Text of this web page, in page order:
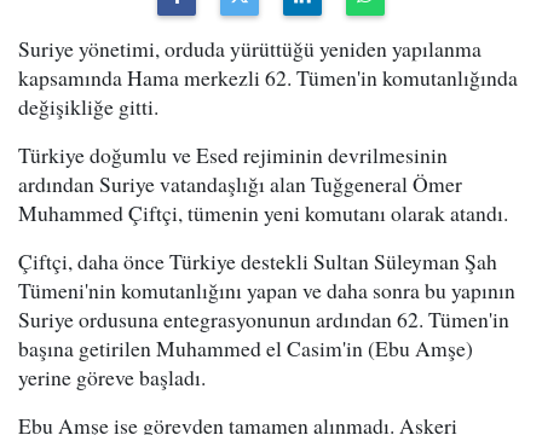
Suriye yönetimi, orduda yürüttüğü yeniden yapılanma
kapsamında Hama merkezli 62. Tümen'in komutanlığında
değişikliğe gitti.
Türkiye doğumlu ve Esed rejiminin devrilmesinin
ardından Suriye vatandaşlığı alan Tuğgeneral Ömer
Muhammed Çiftçi, tümenin yeni komutanı olarak atandı.
Çiftçi, daha önce Türkiye destekli Sultan Süleyman Şah
Tümeni'nin komutanlığını yapan ve daha sonra bu yapının
Suriye ordusuna entegrasyonunun ardından 62. Tümen'in
başına getirilen Muhammed el Casim'in (Ebu Amşe)
yerine göreve başladı.
Ebu Amşe ise görevden tamamen alınmadı. Askeri